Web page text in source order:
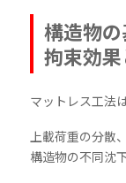
構造物の
拘束効
マットレス工法
上載荷重の分散
構造物の不同沈